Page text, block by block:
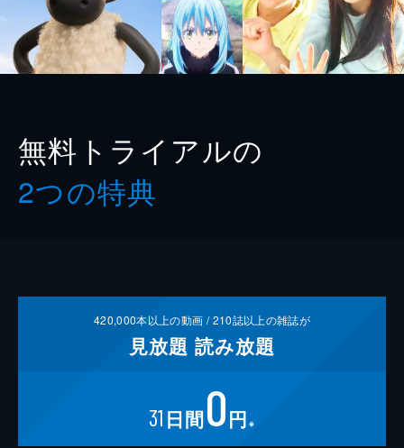
無料トライアルの
2つの特典
420,000本以上の動画 /210誌以上の雑誌が
見放題 読み放題
31 日間0円 ※